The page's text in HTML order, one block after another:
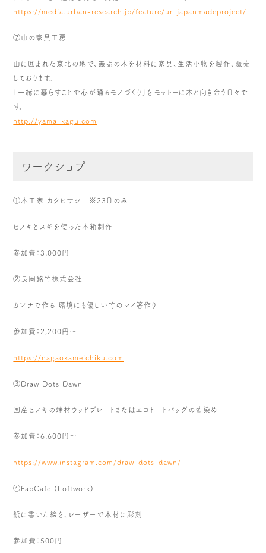
https://media.urban-research.jp/feature/ur_japanmadeproject/
⑦山の家具工房
山に囲まれた京北の地で、無垢の木を材料に家具、生活小物を製作
、販売
しております。
「一緒に暮らすことで心が踊るモノづくり」をモットーに木と向き 合う日々で
す。
http://yama-kagu.com
ワークショプ
①木工家 カクヒサシ ※23日のみ
ヒノキとスギを使った木箱制作
参加費：3,000円
②長岡銘竹株式会社
カンナで作る 環境にも優しい竹のマイ箸作り
参加費：2,200円～
https://nagaokameichiku.com
③Draw Dots Dawn
国産ヒノキの端材ウッドプレートまたはエコトートバッグの藍染め
参加費：6,600円～
https://www.instagram.com/draw _dots_dawn/
④FabCafe (Loftwork)
紙に書いた絵を、レーザーで木材に彫刻
参加費：500円